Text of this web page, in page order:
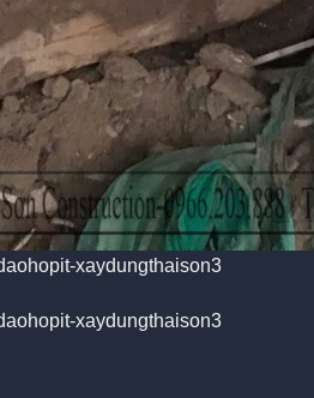
xaydungthaison3
xaydungthaison3